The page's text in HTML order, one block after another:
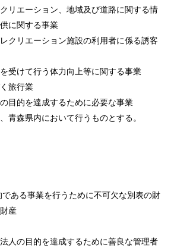
リエーション、地域及び道路に関する情
に関する事業
クリエーション施設の利用者に係る誘客
受けて行う体力向上等に関する事業
旅行業
の目的を達成するために必要な事業
森県内において行うものとする。
ある事業を行うために不可欠な別表の財
産
人の目的を達成するために善良な管理者